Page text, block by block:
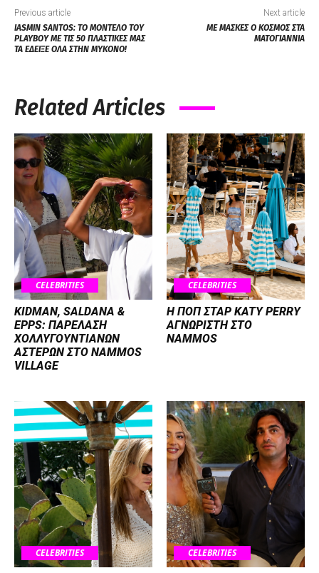
Previous article
IASMIN SANTOS: ΤΟ ΜΟΝΤΕΛΟ ΤΟΥ
PLAYBOY ME ΤΙΣ 50 ΠΛΑΣΤΙΚΕΣ ΜΑΣ
ΤΑ ΕΔΕΙΞΕ ΟΛΑ ΣΤΗΝ ΜΥΚΟΝΟ!
Next article
ΜΕ ΜΑΣΚΕΣ Ο ΚΟΣΜΟΣ ΣΤΑ
ΜΑΤΟΓΙΑΝΝΙΑ
Related Articles
CELEBRITIES
KIDMAN, SALDANA &
EPPS: ΠΑΡΕΛΑΣΗ
ΧΟΛΛΥΓΟΥΝΤΙΑΝΩΝ
ΑΣΤΕΡΩΝ ΣΤΟ NAMMOS
VILLAGE
CELEBRITIES
H ΠΟΠ ΣΤΑΡ KATY PERRY
ΑΓΝΩΡΙΣΤΗ ΣΤΟ
NAMMOS
CELEBRITIES CELEBRITIES